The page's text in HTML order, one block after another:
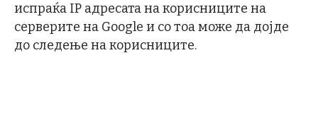
испраќа IP адресата на корисниците на
серверите на Google и со тоа може да дојде
до следење на корисниците.